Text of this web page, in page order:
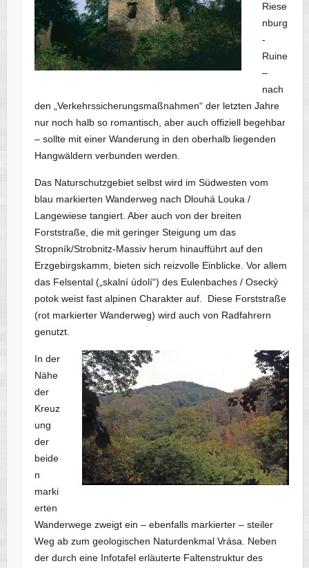
Riese
nburg
-
Ruine
–
nach
den „Verkehrssicherungsmaßnahmen“ der letzten Jahre
nur noch halb so romantisch, aber auch offiziell begehbar
– sollte mit einer Wanderung in den oberhalb liegenden
Hangwäldern verbunden werden.
Das Naturschutzgebiet selbst wird im Südwesten vom
blau markierten Wanderweg nach Dlouhá Louka /
Langewiese tangiert. Aber auch von der breiten
Forststraße, die mit geringer Steigung um das
Stropník/Strobnitz-Massiv herum hinaufführt auf den
Erzgebirgskamm, bieten sich reizvolle Einblicke. Vor allem
das Felsental („skalní údolí“) des Eulenbaches / Osecký
potok weist fast alpinen Charakter auf. Diese Forststraße
(rot markierter Wanderweg) wird auch von Radfahrern
genutzt.
In der
Nähe
der
Kreuz
ung
der
beide
n
marki
erten
Wanderwege zweigt ein – ebenfalls markierter – steiler
Weg ab zum geologischen Naturdenkmal Vrása. Neben
der durch eine Infotafel erläuterte Faltenstruktur des